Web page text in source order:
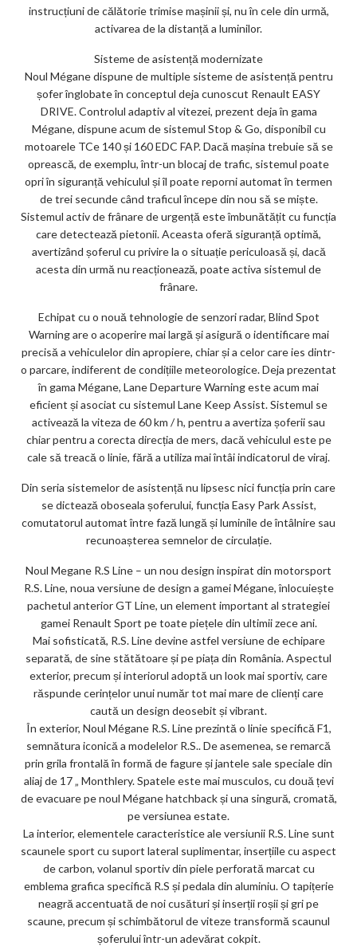
instrucțiuni de călătorie trimise mașinii și, nu în cele din urmă,
activarea de la distanță a luminilor.
Sisteme de asistență modernizate
Noul Mégane dispune de multiple sisteme de asistență pentru
șofer înglobate în conceptul deja cunoscut Renault EASY
DRIVE. Controlul adaptiv al vitezei, prezent deja în gama
Mégane, dispune acum de sistemul Stop & Go, disponibil cu
motoarele TCe 140 și 160 EDC FAP. Dacă mașina trebuie să se
oprească, de exemplu, într-un blocaj de trafic, sistemul poate
opri în siguranță vehiculul și îl poate reporni automat în termen
de trei secunde când traficul începe din nou să se miște.
Sistemul activ de frânare de urgență este îmbunătățit cu funcția
care detectează pietonii. Aceasta oferă siguranță optimă,
avertizând șoferul cu privire la o situație periculoasă și, dacă
acesta din urmă nu reacționează, poate activa sistemul de
frânare.
Echipat cu o nouă tehnologie de senzori radar, Blind Spot
Warning are o acoperire mai largă și asigură o identificare mai
precisă a vehiculelor din apropiere, chiar și a celor care ies dintr-
o parcare, indiferent de condițiile meteorologice. Deja prezentat
în gama Mégane, Lane Departure Warning este acum mai
eficient și asociat cu sistemul Lane Keep Assist. Sistemul se
activează la viteza de 60 km / h, pentru a avertiza șoferii sau
chiar pentru a corecta direcția de mers, dacă vehiculul este pe
cale să treacă o linie, fără a utiliza mai întâi indicatorul de viraj.
Din seria sistemelor de asistență nu lipsesc nici funcția prin care
se dictează oboseala șoferului, funcția Easy Park Assist,
comutatorul automat între fază lungă și luminile de întâlnire sau
recunoașterea semnelor de circulație.
Noul Megane R.S Line – un nou design inspirat din motorsport
R.S. Line, noua versiune de design a gamei Mégane, înlocuiește
pachetul anterior GT Line, un element important al strategiei
gamei Renault Sport pe toate piețele din ultimii zece ani.
Mai sofisticată, R.S. Line devine astfel versiune de echipare
separată, de sine stătătoare și pe piața din România. Aspectul
exterior, precum și interiorul adoptă un look mai sportiv, care
răspunde cerințelor unui număr tot mai mare de clienți care
caută un design deosebit și vibrant.
În exterior, Noul Mégane R.S. Line prezintă o linie specifică F1,
semnătura iconică a modelelor R.S.. De asemenea, se remarcă
prin grila frontală în formă de fagure și jantele sale speciale din
aliaj de 17 „ Monthlery. Spatele este mai musculos, cu două țevi
de evacuare pe noul Mégane hatchback și una singură, cromată,
pe versiunea estate.
La interior, elementele caracteristice ale versiunii R.S. Line sunt
scaunele sport cu suport lateral suplimentar, inserțiile cu aspect
de carbon, volanul sportiv din piele perforată marcat cu
emblema grafica specifică R.S și pedala din aluminiu. O tapițerie
neagră accentuată de noi cusături și inserții roșii și gri pe
scaune, precum și schimbătorul de viteze transformă scaunul
șoferului într-un adevărat cokpit.